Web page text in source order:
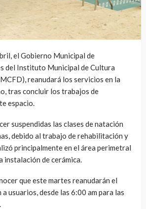
el Gobierno Municipal de
del Instituto Municipal de Cultura
reanudará los servicios en la
tras concluir los trabajos de
espacio.
suspendidas las clases de natación
debido al trabajo de rehabilitación y
principalmente en el área perimetral
instalación de cerámica.
que este martes reanudarán el
usuarios, desde las 6:00 am para las